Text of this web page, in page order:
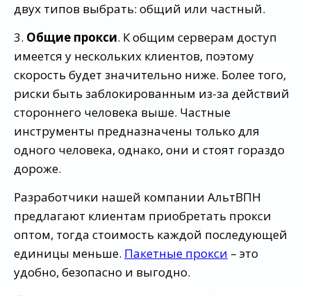
двух типов выбрать: общий или частный.
3. Общие прокси. К общим серверам доступ
имеется у нескольких клиентов, поэтому
скорость будет значительно ниже. Более того,
риски быть заблокированным из-за действий
стороннего человека выше. Частные
инструменты предназначены только для
одного человека, однако, они и стоят гораздо
дороже.
Разработчики нашей компании АльтВПН
предлагают клиентам приобретать прокси
оптом, тогда стоимость каждой последующей
единицы меньше. Пакетные прокси – это
удобно, безопасно и выгодно.